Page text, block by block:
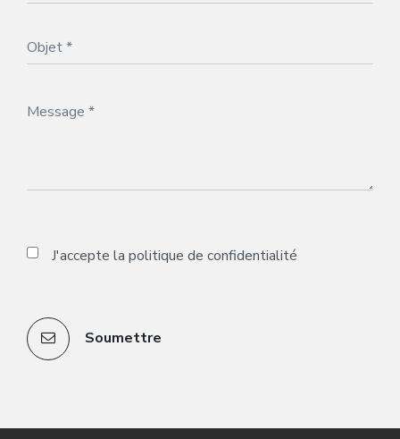
J'accepte la politique de confidentialité
Soumettre